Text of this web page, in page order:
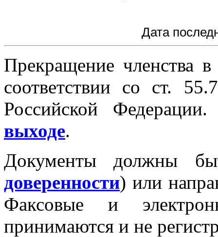
Дата
Прекращение членства
соответствии со ст.
Российской
выходе.
Документы должны
доверенности) или
Факсовые и
принимаются и не